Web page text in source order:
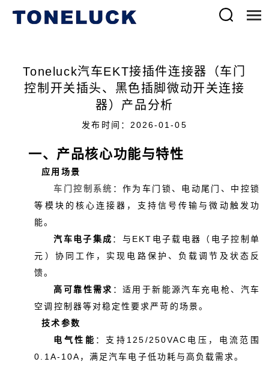
Toneluck汽车EKT接插件连接器（车门
控制开关插头、黑色插脚微动开关连接
器）产品分析
发布时间：2026-01-05
一、产品核心功能与特性
应用场景
车门控制系统 ：作为车门锁、电动尾门、中控锁
等模块的核心连接器，支持信号传输与微动触发功
能。
汽车电子集成 ：与EKT电子载电器（电子控制单
元）协同工作，实现电路保护、负载调节及状态反
馈。
高可靠性需求 ：适用于新能源汽车充电枪、汽车
空调控制器等对稳定性要求严苛的场景。
技术参数
电气性能 ：支持125/250VAC电压，电流范围
0.1A-10A，满足汽车电子低功耗与高负载需求。